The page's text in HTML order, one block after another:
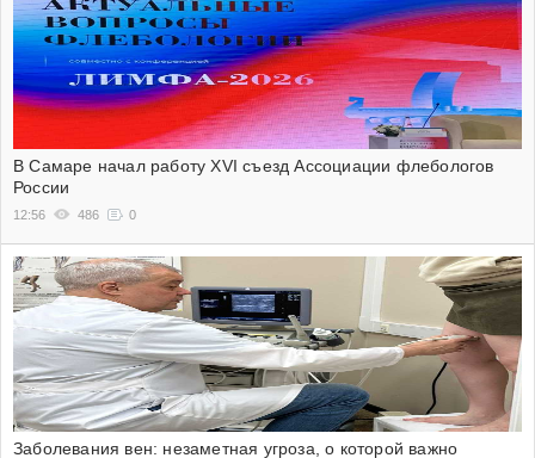
В Самаре начал работу XVI съезд Ассоциации флебологов
России
12:56 486 0
Заболевания вен: незаметная угроза, о которой важно